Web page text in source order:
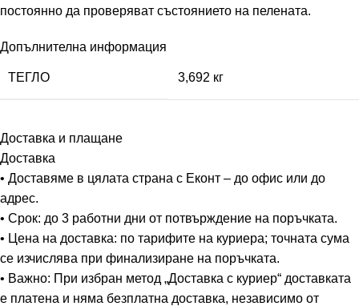
постоянно да проверяват състоянието на пелената.
Допълнителна информация
ТЕГЛО 3,692 кг
Доставка и плащане
Доставка
• Доставяме в цялата страна с Еконт – до офис или до
адрес.
• Срок: до 3 работни дни от потвърждение на поръчката.
• Цена на доставка: по тарифите на куриера; точната сума
се изчислява при финализиране на поръчката.
• Важно: При избран метод „Доставка с куриер“ доставката
е платена и няма безплатна доставка, независимо от